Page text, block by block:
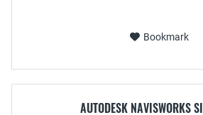
Bookmark
AUTODESK NAVISWORKS